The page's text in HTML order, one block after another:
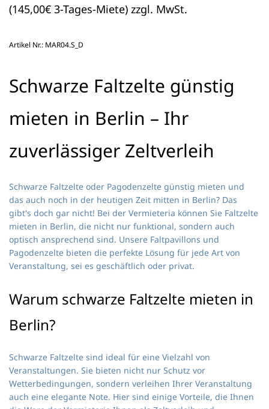
(145,00€ 3-Tages-Miete) zzgl. MwSt.
Artikel Nr.: MAR04.S_D
Schwarze Faltzelte günstig
mieten in Berlin – Ihr
zuverlässiger Zeltverleih
Schwarze Faltzelte oder Pagodenzelte günstig mieten und
das auch noch in der heutigen Zeit mitten in Berlin? Das
gibt's doch gar nicht! Bei der Vermieteria können Sie Faltzelte
mieten in Berlin, die nicht nur funktional, sondern auch
optisch ansprechend sind. Unsere Faltpavillons und
Pagodenzelte bieten die perfekte Lösung für jede Art von
Veranstaltung, sei es geschäftlich oder privat.
Warum schwarze Faltzelte mieten in
Berlin?
Schwarze Faltzelte sind ideal für eine Vielzahl von
Veranstaltungen. Sie bieten nicht nur Schutz vor
Wetterbedingungen, sondern verleihen Ihrer Veranstaltung
auch eine elegante Note. Hier sind einige Vorteile, die Ihnen